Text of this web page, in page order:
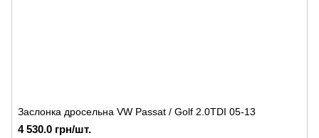
Заслонка дросельна VW Passat / Golf 2.0TDI 05-13
4 530.0 грн/шт.